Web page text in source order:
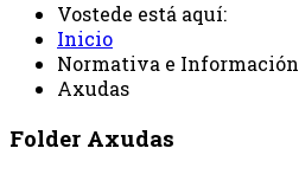
Vostede está aquí:
Inicio
Normativa e Información
Axudas
Folder Axudas